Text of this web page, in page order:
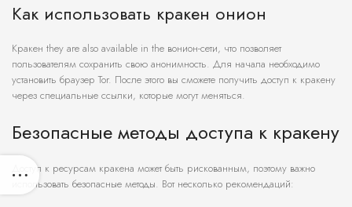
Как использовать кракен онион
Кракен they are also available in the вонион-сети, что позволяет
пользователям сохранить свою анонимность. Для начала необходимо
установить браузер Tor. После этого вы сможете получить доступ к кракену
через специальные ссылки, которые могут меняться.
Безопасные методы доступа к кракену
Доступ к ресурсам кракена может быть рискованным, поэтому важно
использовать безопасные методы. Вот несколько рекомендаций: